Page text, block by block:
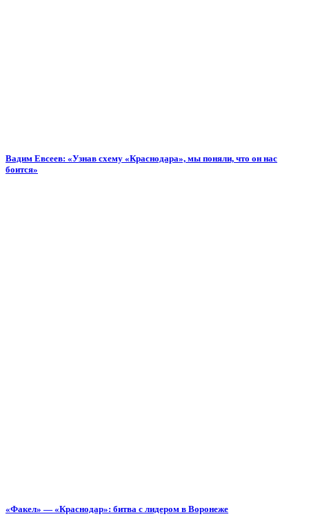
Вадим Евсеев: «Узнав схему «Краснодара», мы поняли, что он нас
боится»
«Факел» — «Краснодар»: битва с лидером в Воронеже